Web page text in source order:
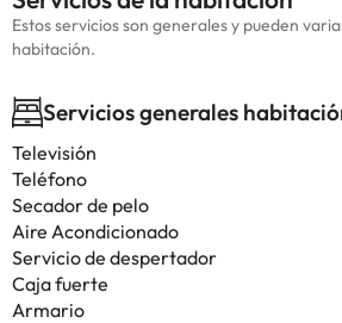
Estos servicios son generales y pueden
habitación.
Servicios generales
Televisión
Teléfono
Secador de pelo
Aire Acondicionado
Servicio de despertador
Caja fuerte
Armario